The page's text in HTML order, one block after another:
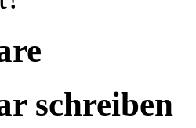
schreiben